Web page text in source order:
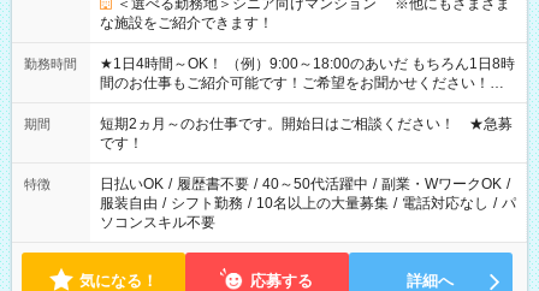
＜選べる勤務地＞シニア向けマンション ※他にもさまざま
な施設をご紹介できます！
勤務時間
★1日4時間～OK！ （例）9:00～18:00のあいだ もちろん1日8時
間のお仕事もご紹介可能です！ご希望をお聞かせください！★
家庭の都合でお休みが必要な場合も遠慮なくご相談ください。
※週最低15時間以上の勤務が必要です
期間
短期2ヵ月～のお仕事です。開始日はご相談ください！ ★急募
です！
特徴 日払いOK / 履歴書不要 / 40～50代活躍中 / 副業・WワークOK /
服装自由 / シフト勤務 / 10名以上の大量募集 / 電話対応なし / パ
ソコンスキル不要
気になる！ 応募する 詳細へ